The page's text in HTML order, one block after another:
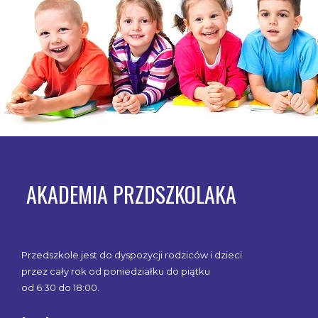
AKADEMIA PRZDSZKOLAKA
Przedszkole jest do dyspozycji rodziców i dzieci
przez cały rok od poniedziałku do piątku
od 6:30 do 18:00.